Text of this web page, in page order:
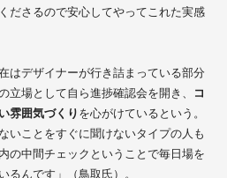
ださるので安心してやってこれた実感
はデザイナーが行き詰まっている部分
立場として自ら進捗確認会を開き、
コ
雰囲気づくり を心がけているという。
いことをすぐに聞けないタイプの人も
の中間チェックということで毎日場を
るんです」（鳥取氏）。